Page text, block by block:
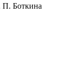
П. Боткина